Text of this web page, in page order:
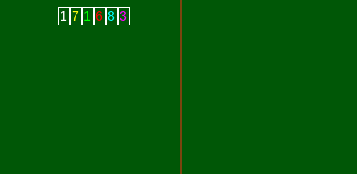
1 7 1 6 8 3